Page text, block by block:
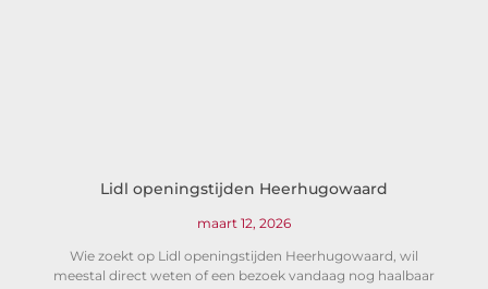
Lidl openingstijden Heerhugowaard
maart 12, 2026
Wie zoekt op Lidl openingstijden Heerhugowaard, wil
meestal direct weten of een bezoek vandaag nog haalbaar